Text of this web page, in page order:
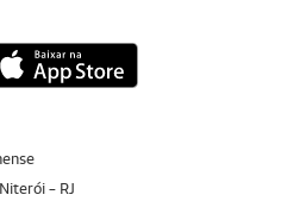
- RJ